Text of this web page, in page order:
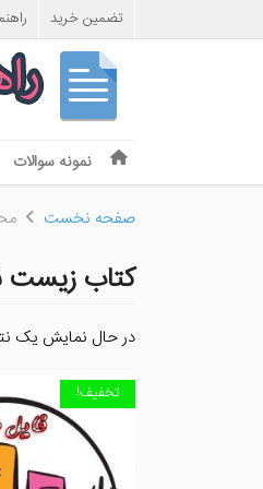
تضمین خرید
Menu
Skip to content
نمونه سوالات
صفحه نخست
کتاب
در حال نمایش یک
تخفیف!